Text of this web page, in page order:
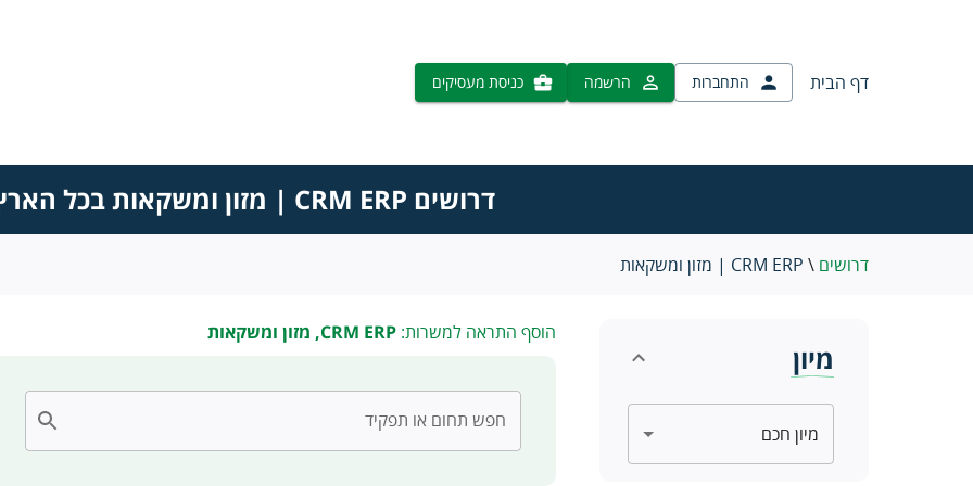
דף הבית התחברות הרשמה כניסת מעסיקים
דרושים CRM ERP | מזון ומשקאות בכל הארץ
דרושים \ CRM ERP | מזון ומשקאות
מיון
הוסף התראה למשרות: CRM ERP, מזון ומשקאות
חפש תחום או תפקיד